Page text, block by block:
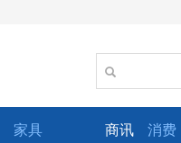
家具 商讯 消费